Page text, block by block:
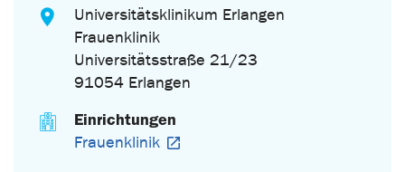
Universitätsklinikum Erlangen
Frauenklinik
Universitätsstraße 21/23
91054 Erlangen
Einrichtungen
Frauenklinik